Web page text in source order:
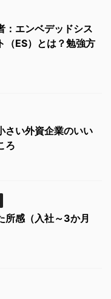
：エンベデッドシス
（ES）とは？勉強方
さい外資企業のいい
ろ
所感（入社～3か月